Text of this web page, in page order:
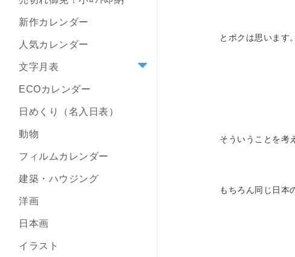
とボクは思います。
そういうことを考
もちろん同じ日本
新作カレンダー
人気カレンダー
文字月表
ECOカレンダー
日めくり（名入日表）
動物
フィルムカレンダー
建築・ハウジング
洋画
日本画
イラスト